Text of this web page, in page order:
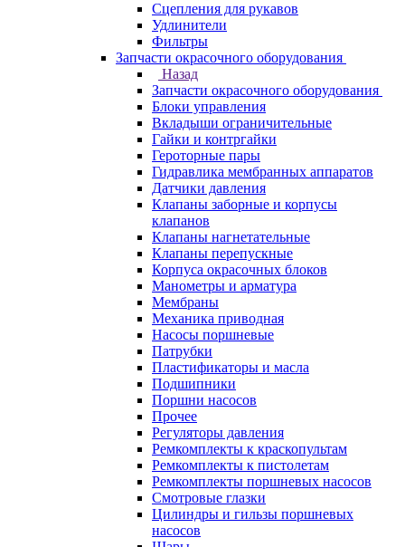
Сцепления для рукавов
Удлинители
Фильтры
Запчасти окрасочного оборудования
Назад
Запчасти окрасочного оборудования
Блоки управления
Вкладыши ограничительные
Гайки и контргайки
Героторные пары
Гидравлика мембранных аппаратов
Датчики давления
Клапаны заборные и корпусы
клапанов
Клапаны нагнетательные
Клапаны перепускные
Корпуса окрасочных блоков
Манометры и арматура
Мембраны
Механика приводная
Насосы поршневые
Патрубки
Пластификаторы и масла
Подшипники
Поршни насосов
Прочее
Регуляторы давления
Ремкомплекты к краскопультам
Ремкомплекты к пистолетам
Ремкомплекты поршневых насосов
Смотровые глазки
Цилиндры и гильзы поршневых
насосов